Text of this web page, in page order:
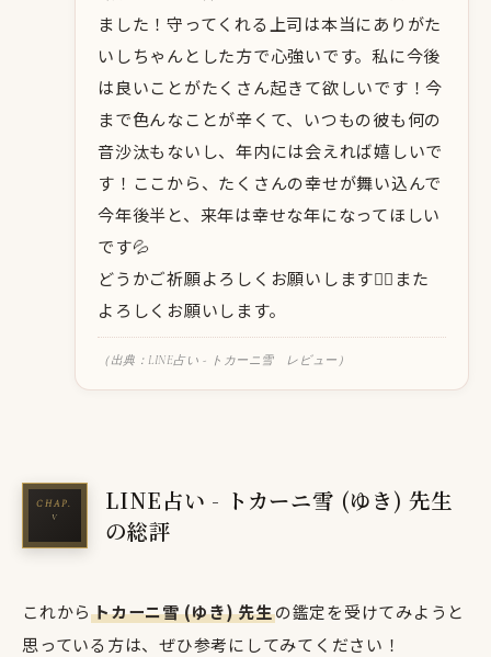
ました！守ってくれる上司は本当にありがた
いしちゃんとした方で心強いです。私に今後
は良いことがたくさん起きて欲しいです！今
まで色んなことが辛くて、いつもの彼も何の
音沙汰もないし、年内には会えれば嬉しいで
す！ここから、たくさんの幸せが舞い込んで
今年後半と、来年は幸せな年になってほしい
です💦
どうかご祈願よろしくお願いします🙇‍♀️また
よろしくお願いします。
（出典：LINE占い - トカーニ雪 レビュー）
LINE占い - トカーニ雪 (ゆき) 先生
の総評
これからトカーニ雪 (ゆき) 先生の鑑定を受けてみようと
思っている方は、ぜひ参考にしてみてください！